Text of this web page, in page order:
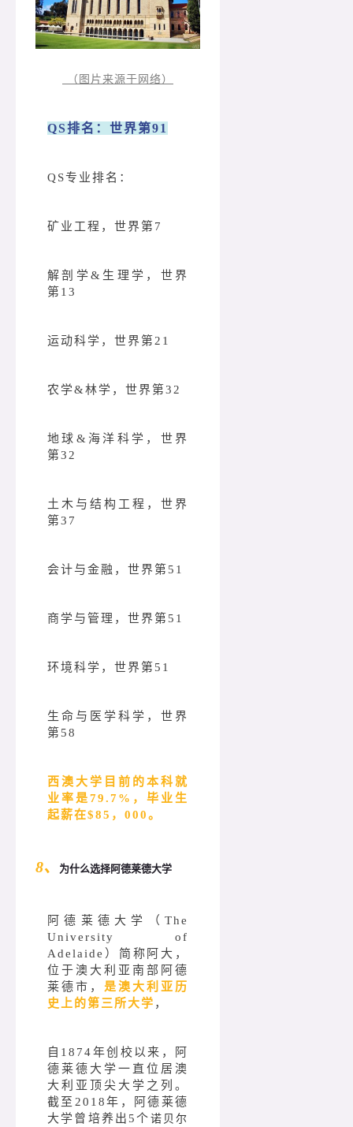
（图片来源于网络）
QS排名：世界第91
QS专业排名：
矿业工程，世界第7
解剖学&生理学，世界
第13
运动科学，世界第21
农学&林学，世界第32
地球&海洋科学，世界
第32
土木与结构工程，世界
第37
会计与金融，世界第51
商学与管理，世界第51
环境科学，世界第51
生命与医学科学，世界
第58
西澳大学目前的本科就
业率是79.7%，毕业生
起薪在$85，000。
8、 为什么选择阿德莱德大学
阿德莱德大学（The
University of
Adelaide）简称阿大，
位于澳大利亚南部阿德
莱德市， 是澳大利亚历
史上的第三所大学 ，
自1874年创校以来，阿
德莱德大学一直位居澳
大利亚顶尖大学之列。
截至2018年，阿德莱德
大学曾培养出5个 诺贝尔